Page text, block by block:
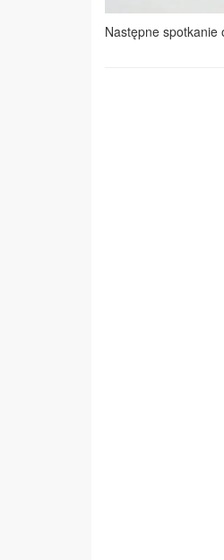
Następne spotkanie